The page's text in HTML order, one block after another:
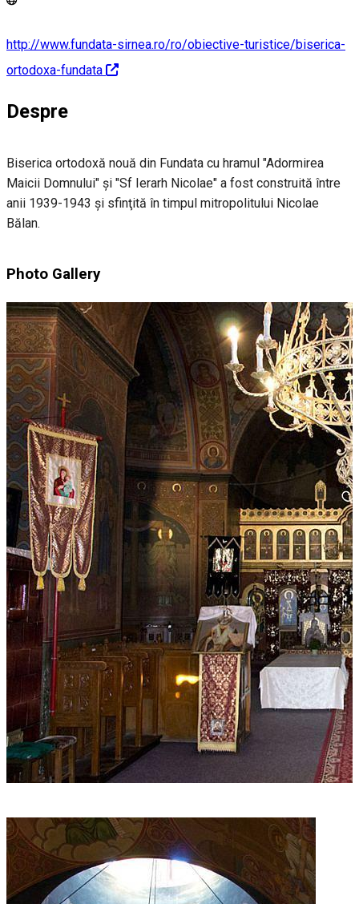
http://www.fundata-sirnea.ro/ro/obiective-turistice/biserica-
ortodoxa-fundata
Despre
Biserica ortodoxă nouă din Fundata cu hramul "Adormirea
Maicii Domnului" şi "Sf Ierarh Nicolae" a fost construită între
anii 1939-1943 și sfinţită în timpul mitropolitului Nicolae
Bălan.
Photo Gallery